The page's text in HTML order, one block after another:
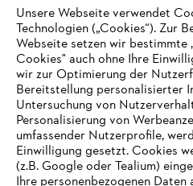
Unsere Webseite verwendet
Technologien („Cookies“). Zur
Webseite setzen wir
Cookies" auch ohne Ihre
wir zur Optimierung der
Bereitstellung personalisierter
Untersuchung von
Personalisierung von
umfassender Nutzerprofile,
Einwilligung gesetzt. Cookies
(z.B. Google oder Tealium)
Ihre personenbezogenen Daten